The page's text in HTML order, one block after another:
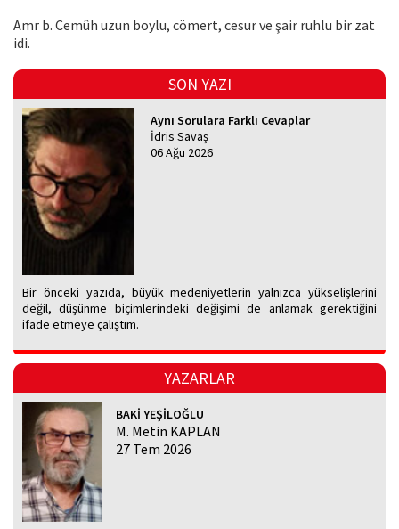
Amr b. Cemûh uzun boylu, cömert, cesur ve şair ruhlu bir zat
idi.
SON YAZI
Aynı Sorulara Farklı Cevaplar
İdris Savaş
06 Ağu 2026
Bir önceki yazıda, büyük medeniyetlerin yalnızca yükselişlerini
değil, düşünme biçimlerindeki değişimi de anlamak gerektiğini
ifade etmeye çalıştım.
YAZARLAR
BAKİ YEŞİLOĞLU
M. Metin KAPLAN
27 Tem 2026